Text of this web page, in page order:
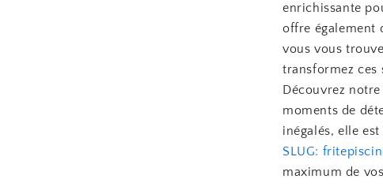
enrichissante
offre également
vous vous
transformez ces
Découvrez
moments de
inégalés, elle
SLUG:
maximum de